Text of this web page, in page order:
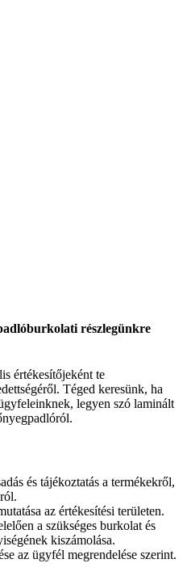
részlegünkre
értékesítőjeként te
Téged keresünk, ha
legyen szó laminált
és tájékoztatás a termékekről,
az értékesítési területen.
a szükséges burkolat és
kiszámolása.
az ügyfél megrendelése szerint.